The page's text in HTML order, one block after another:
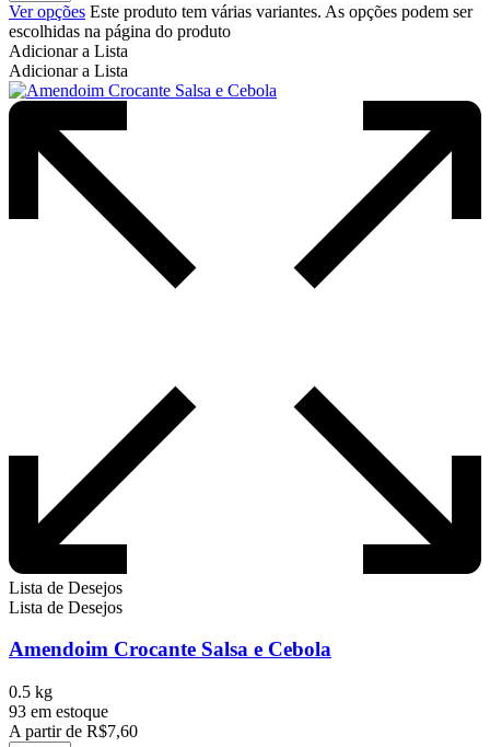
Ver opções Este produto tem várias variantes. As opções podem ser
escolhidas na página do produto
Adicionar a Lista
Adicionar a Lista
Lista de Desejos
Lista de Desejos
Amendoim Crocante Salsa e Cebola
0.5 kg
93 em estoque
A partir de R$7,60